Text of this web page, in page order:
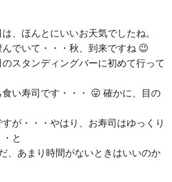
、ほんとにいいお天気でしたね。
でいて・・・秋、到来ですね 😉
スタンディングバーに初めて行って
い寿司です・・・ 😛 確かに、目の
が・・・やはり、お寿司はゆっくり
と
、あまり時間がないときはいいのか